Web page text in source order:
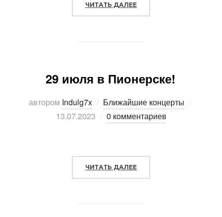
ЧИТАТЬ ДАЛЕЕ
29 июля в Пионерске!
автором Indulg7x Ближайшие концерты
13.07.2023
0 комментариев
ЧИТАТЬ ДАЛЕЕ